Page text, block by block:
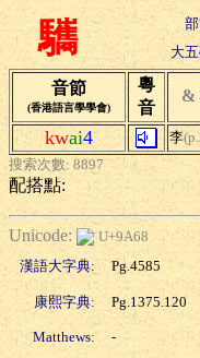
驨
大
音節
(香港語言學學會)
粵
音
&
kwai4 李
搜索次數: 8897
配搭點:
Unicode:
U+9A68
漢語大字典:
Pg.4585
康熙字典: Pg.1375.120
Matthews: -